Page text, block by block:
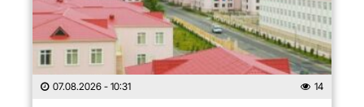
07.08.2026 - 10:31 14